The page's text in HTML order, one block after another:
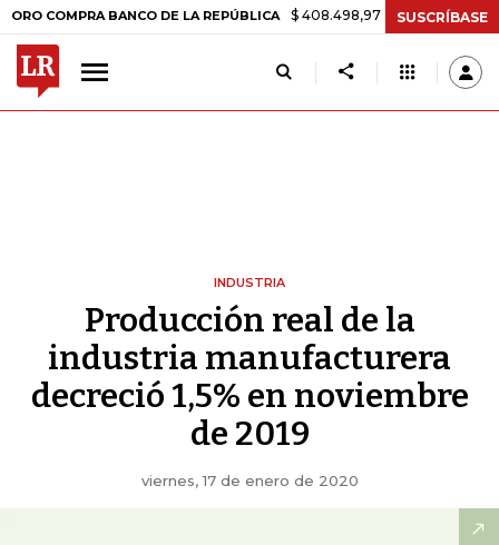
BANCO DE LA REPÚBLICA $ 408.498,97 +$ 8.753,81 +2,19%
SUSCRÍBASE
INDUSTRIA
Producción real de la
industria manufacturera
decreció 1,5% en noviembre
de 2019
viernes, 17 de enero de 2020